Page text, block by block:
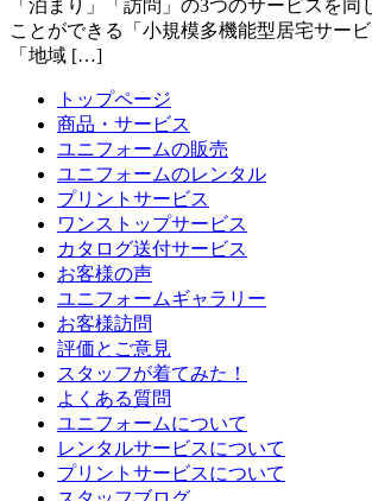
「泊まり」「訪問」の3つのサービスを同
ことができる「小規模多機能型居宅サービ
「地域 […]
トップページ
商品・サービス
ユニフォームの販売
ユニフォームのレンタル
プリントサービス
ワンストップサービス
カタログ送付サービス
お客様の声
ユニフォームギャラリー
お客様訪問
評価とご意見
スタッフが着てみた！
よくある質問
ユニフォームについて
レンタルサービスについて
プリントサービスについて